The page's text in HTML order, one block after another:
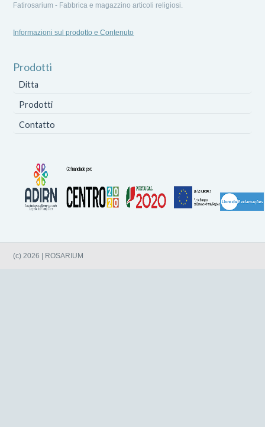
Fatirosarium - Fabbrica e magazzino articoli religiosi.
Informazioni sul prodotto e Contenuto
Prodotti
Ditta
Prodotti
Contatto
(c) 2026 | ROSARIUM